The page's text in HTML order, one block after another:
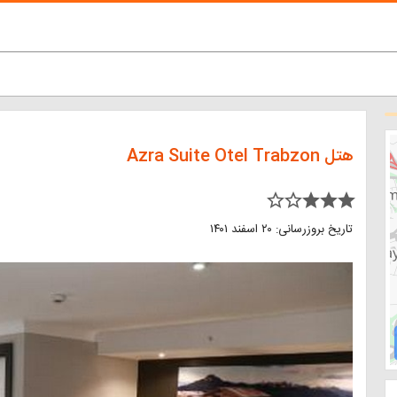
هتل Azra Suite Otel Trabzon
star_border star_border star star star
تاریخ بروزرسانی: ۲۰ اسفند ۱۴۰۱